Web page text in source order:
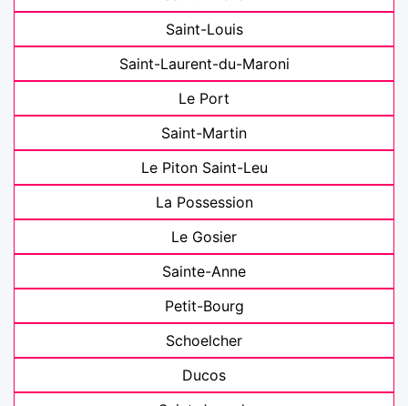
Saint-Louis
Saint-Laurent-du-Maroni
Le Port
Saint-Martin
Le Piton Saint-Leu
La Possession
Le Gosier
Sainte-Anne
Petit-Bourg
Schoelcher
Ducos